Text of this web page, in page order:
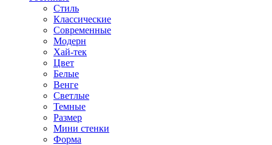
Стиль
Классические
Современные
Модерн
Хай-тек
Цвет
Белые
Венге
Светлые
Темные
Размер
Мини стенки
Форма